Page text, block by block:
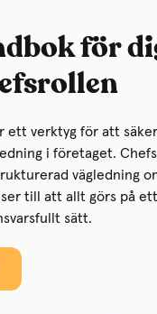
för
ett verktyg för att
i företaget.
vägledning
till att allt görs på
sätt.